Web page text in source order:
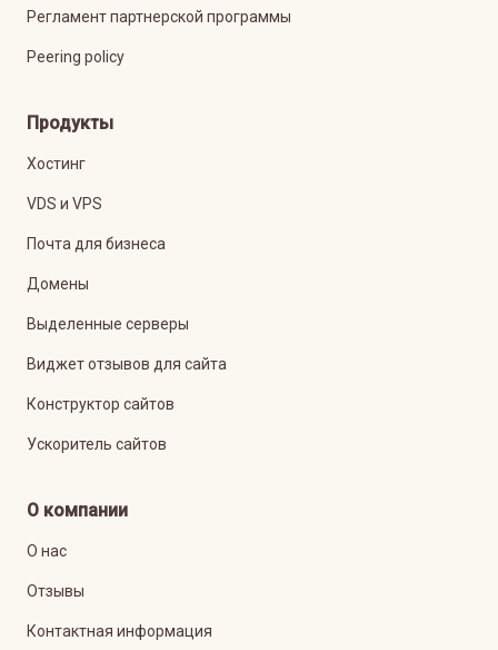
Регламент партнерской программы
Peering policy
Продукты
Хостинг
VDS и VPS
Почта для бизнеса
Домены
Выделенные серверы
Виджет отзывов для сайта
Конструктор сайтов
Ускоритель сайтов
О компании
О нас
Отзывы
Контактная информация